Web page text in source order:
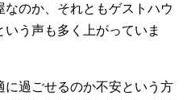
のか、それともゲストハウ
う声も多く上がっていま
過ごせるのか不安という方